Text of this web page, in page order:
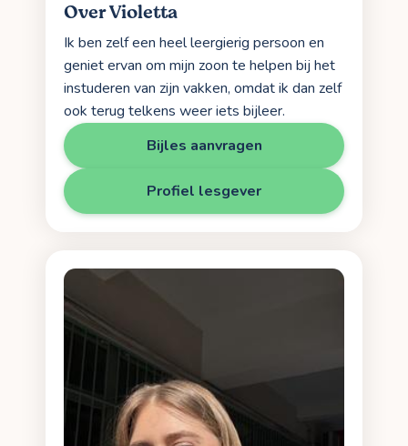
Over Violetta
Ik ben zelf een heel leergierig persoon en
geniet ervan om mijn zoon te helpen bij het
instuderen van zijn vakken, omdat ik dan zelf
ook terug telkens weer iets bijleer.
Bijles aanvragen
Profiel lesgever